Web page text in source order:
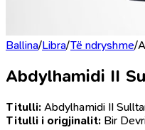
Ballina/Libra/Të ndryshme/
Abdylhamidi II
Titulli: Abdylhamidi II
Titulli i origjinalit: Bir